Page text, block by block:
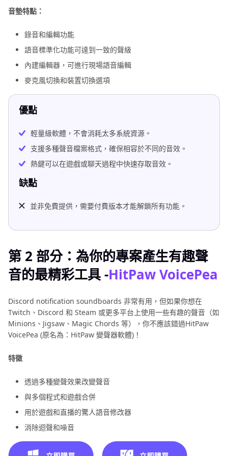
音墊特點：
錄音和編輯功能
語音標準化功能可達到一致的聲級
內建編輯器，可進行現場語音編輯
麥克風切換和裝置切換選項
優點
輕量級軟體，不會消耗太多系統資源。
支援多種聲音檔案格式，確保相容於不同的音效。
熱鍵可以在遊戲或聊天過程中快速存取音效。
缺點
並非免費提供，需要付費版本才能解鎖所有功能。
第 2 部分：為你的專案產生有趣聲
音的最精彩工具 -HitPaw VoicePea
Discord notification soundboards 非常有用，但如果你想在
Twitch、Discord 和 Steam 或更多平台上使用一些有趣的聲音（如
Minions、Jigsaw、Magic Chords 等），你不應該錯過HitPaw
VoicePea (原名為：HitPaw 變聲器軟體)！
特徵
透過多種變聲效果改變聲音
與多個程式和遊戲合併
用於遊戲和直播的驚人語音修改器
消除迴聲和噪音